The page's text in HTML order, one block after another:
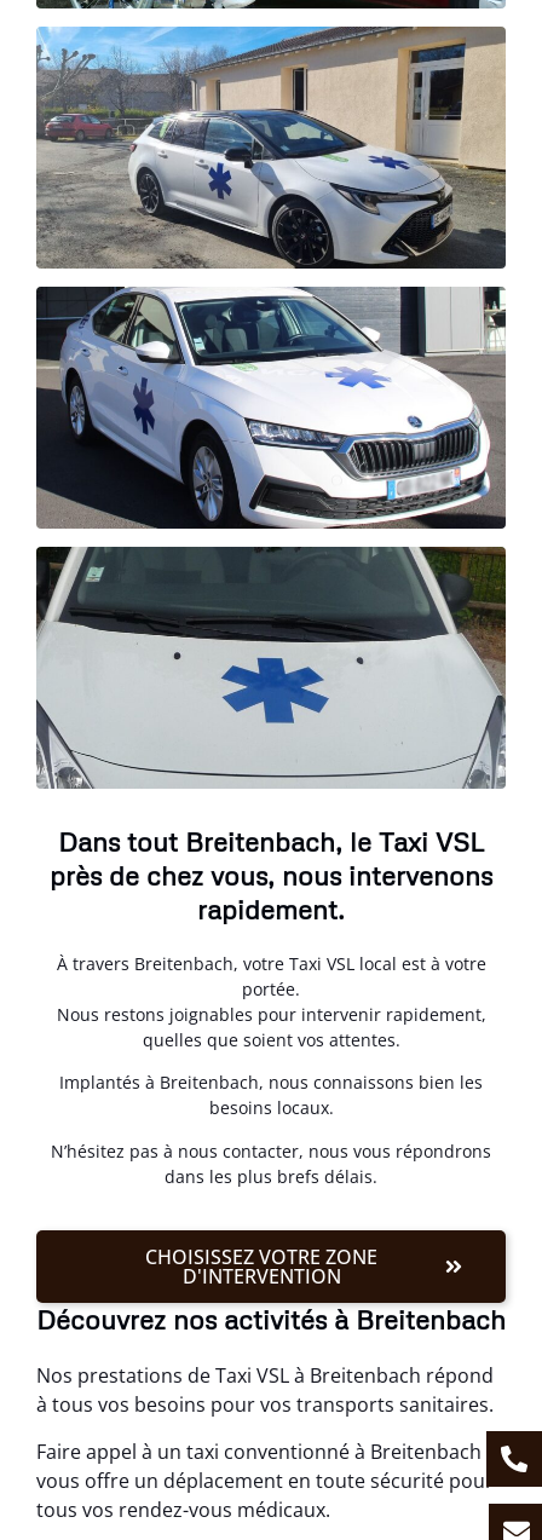
Dans tout Breitenbach, le Taxi VSL
près de chez vous, nous intervenons
rapidement.
À travers Breitenbach, votre Taxi VSL local est à votre
portée.
Nous restons joignables pour intervenir rapidement,
quelles que soient vos attentes.
Implantés à Breitenbach, nous connaissons bien les
besoins locaux.
N’hésitez pas à nous contacter, nous vous répondrons
dans les plus brefs délais.
CHOISISSEZ VOTRE ZONE
D'INTERVENTION
Découvrez nos activités à Breitenbach
Nos prestations de Taxi VSL à Breitenbach répond
à tous vos besoins pour vos transports sanitaires.
Faire appel à un taxi conventionné à Breitenbach
vous offre un déplacement en toute sécurité pour
tous vos rendez-vous médicaux.